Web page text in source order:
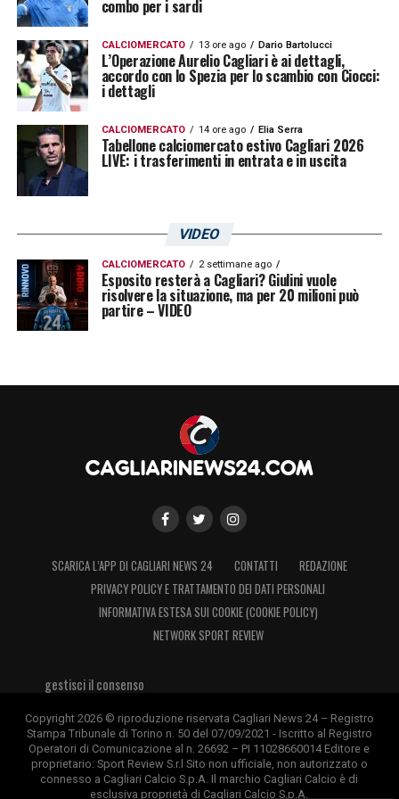
Nella città della
rossoblu, sono infatti ben tre le esperienze
che hanno visto protagonista il bomber con il
numero 22 sulla schiena. E non a caso, la
figura di Stefano Capozucca rappresenta
l’altro elemento di continuità in questa sfida
tutta personale. La parentesi genoana è
assist in 73 presenze, meglio di quanto fatto
con la maglia delMilan, club a cui è stato a
lungo legato nonostante i prestiti in lungo e
L’arrivo al Genoa risale alla stagione
2007/08: un campionato da incorniciare, con
19 gol e 7 assist in 35 partite che ne fanno il
terzo marcatore della stagione alle spalle
della coppia juventina Del Piero-Trezeguet. Il
primo ritorno nel 2012/13, in cui va
nuovamente in doppia cifra mettendo a
segno 12 reti in 28 partite. L’ultima
Premier Leaguecon ilWest Ham, risale agli
ultimi sei mesi della stagione 2014/15, dove
però non riesce a lasciare il segno
combo per i sardi
CALCIOMERCATO 13 ore ago Dario Bartolucci
L’Operazione Aurelio Cagliari è ai dettagli,
accordo con lo Spezia per lo scambio con Ciocci:
i dettagli
CALCIOMERCATO 14 ore ago Elia Serra
Tabellone calciomercato estivo Cagliari 2026
LIVE: i trasferimenti in entrata e in uscita
VIDEO
CALCIOMERCATO 2 settimane ago
Esposito resterà a Cagliari? Giulini vuole
risolvere la situazione, ma per 20 milioni può
partire – VIDEO
SCARICA L’APP DI CAGLIARI NEWS 24 CONTATTI
REDAZIONE
PRIVACY POLICY E TRATTAMENTO DEI DATI PERSONALI
INFORMATIVA ESTESA SUI COOKIE (COOKIE POLICY)
NETWORK SPORT REVIEW
gestisci il consenso
Copyright 2026 © riproduzione riservata Cagliari News 24 – Registro
Stampa Tribunale di Torino n. 50 del 07/09/2021 - Iscritto al Registro
Operatori di Comunicazione al n. 26692 – PI 11028660014 Editore e
proprietario: Sport Review S.r.l Sito non ufficiale, non autorizzato o
connesso a Cagliari Calcio S.p.A. Il marchio Cagliari Calcio è di
esclusiva proprietà di Cagliari Calcio S.p.A.